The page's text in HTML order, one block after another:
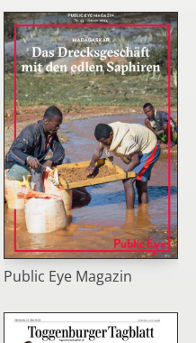
Public Eye Magazin